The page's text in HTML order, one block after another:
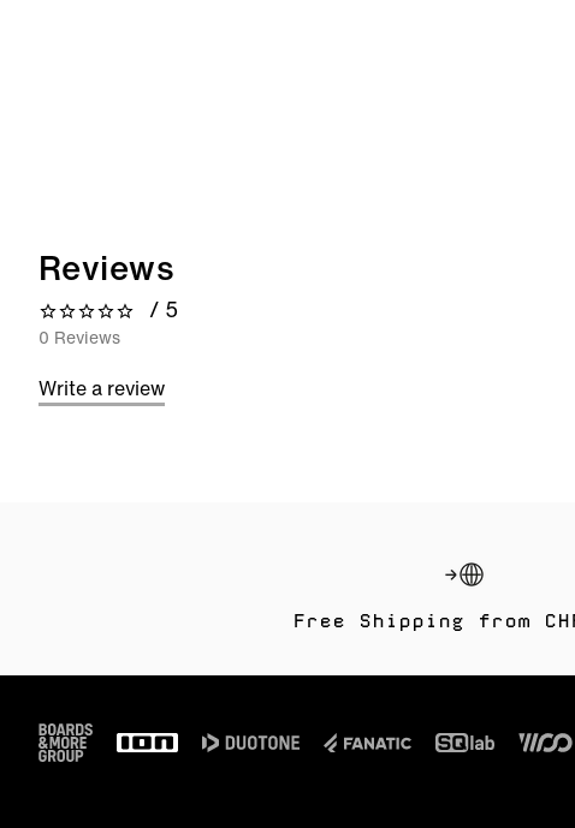
Reviews
0 out of 5 stars
/ 5
0 Reviews
Write a review
Free Shipping from
Footer